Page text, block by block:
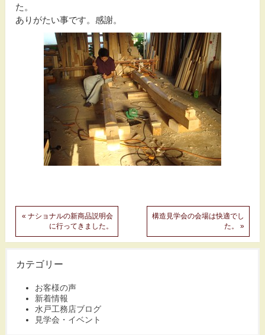
た。
ありがたい事です。感謝。
« ナショナルの新商品説明会
に行ってきました。
構造見学会の会場は快適でし
た。 »
カテゴリー
お客様の声
新着情報
水戸工務店ブログ
見学会・イベント